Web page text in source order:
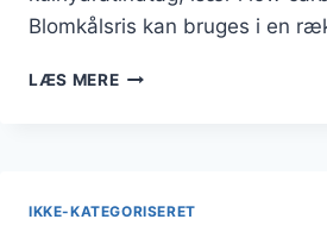
Blomkålsris kan bruges i en
LÆS MEREBLOMKÅLSRIS
IKKE-KATEGORISERET